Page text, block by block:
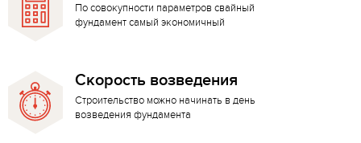
По совокупности параметров свайный
фундамент самый экономичный
Скорость возведения
Строительство можно начинать в день
возведения фундамента